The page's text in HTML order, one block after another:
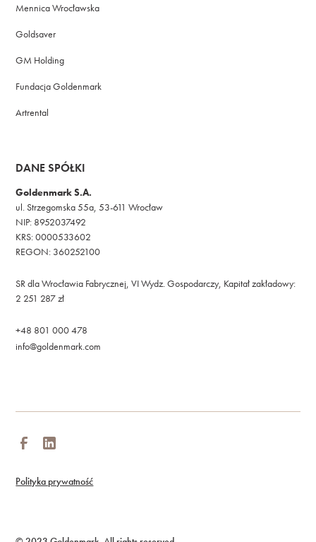
Mennica Wrocławska
Goldsaver
GM Holding
Fundacja Goldenmark
Artrental
DANE SPÓŁKI
Goldenmark S.A.
ul. Strzegomska 55a, 53-611 Wrocław
NIP: 8952037492
KRS: 0000533602
REGON: 360252100
SR dla Wrocławia Fabrycznej, VI Wydz. Gospodarczy, Kapitał zakładowy:
2 251 287 zł
+48 801 000 478
info@goldenmark.com
Polityka prywatność